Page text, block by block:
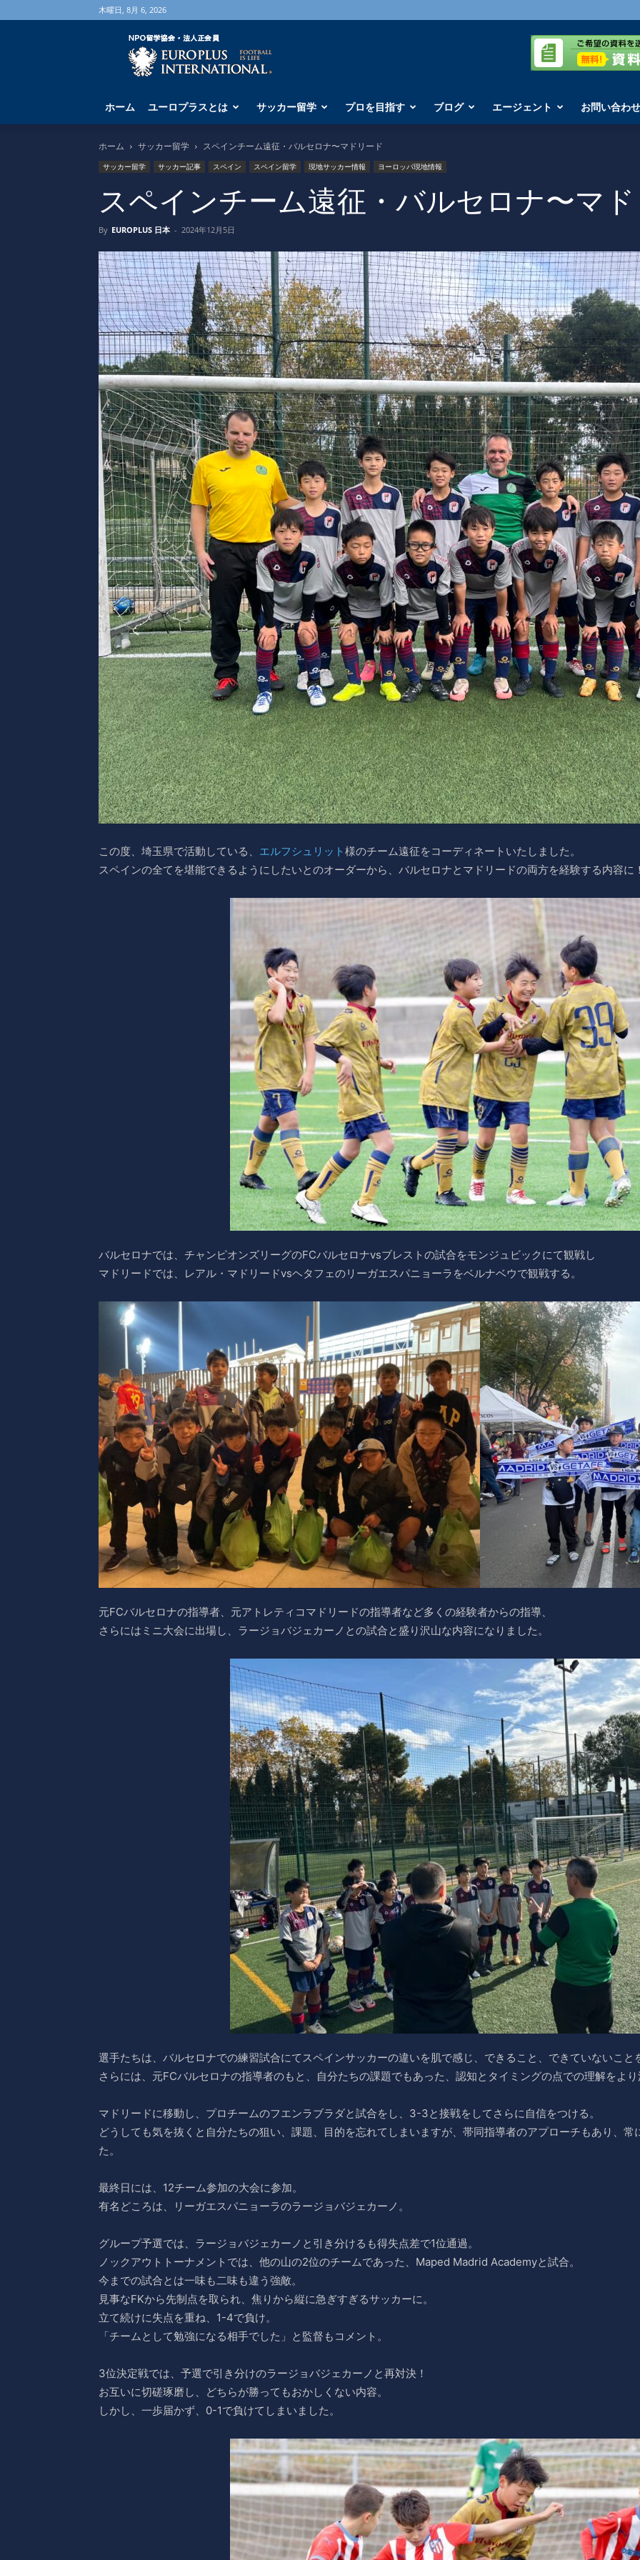
木曜日, 8月 6, 2026
海
外
サ
ー
学
な
ら
ー
プ
ラ
ス
へ
ホーム ユーロプラスとは サッカー留学 プロを目指す ブログ エージェント お問い合わせ
ホーム サッカー留学 スペインチーム遠征・バルセロナ〜マドリード
サッカー留学 サッカー記事 スペイン スペイン留学 現地サッカー情報 ヨーロッパ現地情報
スペインチーム遠征・バルセロナ〜マ
By EUROPLUS 日本 - 2024年12月5日
この度、埼玉県で活動している、 エルフシュリット様のチーム遠征をコーディネートいたしました。
スペインの全てを堪能できるようにしたいとのオーダーから、バルセロナとマドリードの両方を経験する内容に
バルセロナでは、チャンピオンズリーグのFCバルセロナvsブレストの試合をモンジュビックにて観戦し
マドリードでは、レアル・マドリードvsヘタフェのリーガエスパニョーラをベルナベウで観戦する。
元FCバルセロナの指導者、元アトレティコマドリードの指導者など多くの経験者からの指導、
さらにはミニ大会に出場し、ラージョバジェカーノとの試合と盛り沢山な内容になりました。
選手たちは、バルセロナでの練習試合にてスペインサッカーの違いを肌で感じ、できること、できていないこ
さらには、元FCバルセロナの指導者のもと、自分たちの課題でもあった、認知とタイミングの点での理解をよ
マドリードに移動し、プロチームのフエンラブラダと試合をし、3-3と接戦をしてさらに自信をつける。
どうしても気を抜くと自分たちの狙い、課題、目的を忘れてしまいますが、帯同指導者のアプローチもあり、
た。
最終日には、12チーム参加の大会に参加。
有名どころは、リーガエスパニョーラのラージョバジェカーノ。
グループ予選では、ラージョバジェカーノと引き分けるも得失点差で1位通過。
ノックアウトトーナメントでは、他の山の2位のチームであった、Maped Madrid Academyと試合。
今までの試合とは一味も二味も違う強敵。
見事なFKから先制点を取られ、焦りから縦に急ぎすぎるサッカーに。
立て続けに失点を重ね、1-4で負け。
「チームとして勉強になる相手でした」と監督もコメント。
3位決定戦では、予選で引き分けのラージョバジェカーノと再対決！
お互いに切磋琢磨し、どちらが勝ってもおかしくない内容。
しかし、一歩届かず、0-1で負けてしまいました。